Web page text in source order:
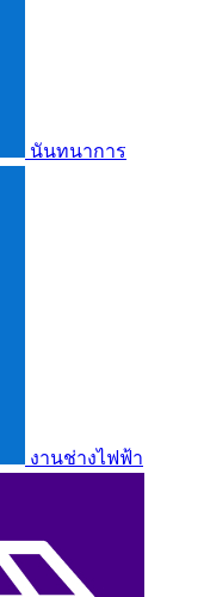
นันทนาการ
งานช่างไฟฟ้า